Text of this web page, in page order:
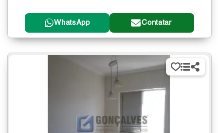
WhatsApp Contatar